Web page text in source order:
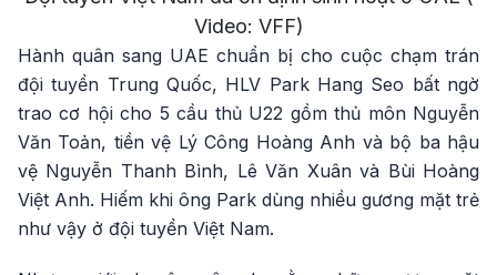
Video: VFF)
Hành quân sang UAE chuẩn bị cho cuộc chạm trán
đội tuyển Trung Quốc, HLV Park Hang Seo bất ngờ
trao cơ hội cho 5 cầu thủ U22 gồm thủ môn Nguyễn
Văn Toản, tiền vệ Lý Công Hoàng Anh và bộ ba hậu
vệ Nguyễn Thanh Bình, Lê Văn Xuân và Bùi Hoàng
Việt Anh. Hiếm khi ông Park dùng nhiều gương mặt trẻ
như vậy ở đội tuyển Việt Nam.